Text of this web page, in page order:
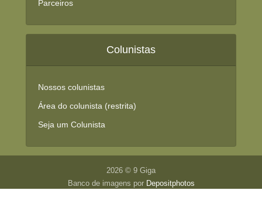
Parceiros
Colunistas
Nossos colunistas
Área do colunista (restrita)
Seja um Colunista
2026 © 9 Giga
Banco de imagens por Depositphotos